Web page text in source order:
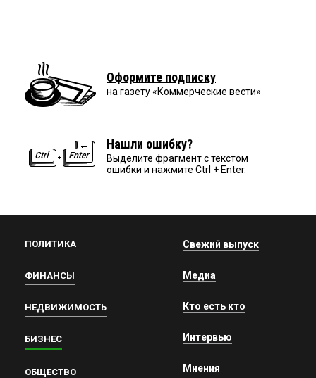
Оформите подписку
на газету «Коммерческие вести»
Нашли ошибку?
Выделите фрагмент с текстом
ошибки и нажмите Ctrl + Enter.
ПОЛИТИКА
ФИНАНСЫ
НЕДВИЖИМОСТЬ
БИЗНЕС
ОБЩЕСТВО
Свежий выпуск
Медиа
Кто есть кто
Интервью
Мнения